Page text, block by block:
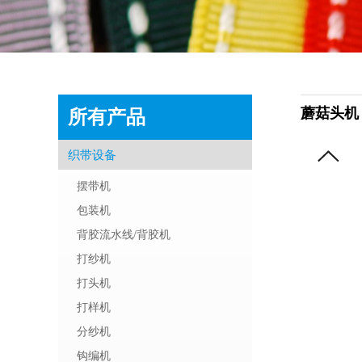
蘑菇头机
所有产品
织带设备
摆带机
包装机
背胶流水线/背胶机
打纱机
打头机
打样机
分纱机
钩编机